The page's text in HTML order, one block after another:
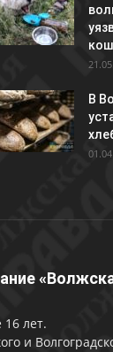
В
лет.
и